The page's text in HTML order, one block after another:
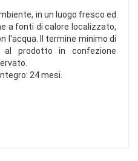
in un luogo fresco ed
a fonti di calore localizzato,
l'acqua. Il termine minimo di
al prodotto in confezione
24 mesi.